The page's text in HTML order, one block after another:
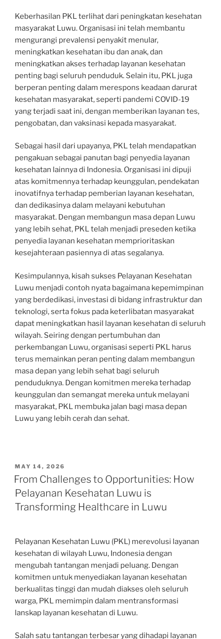
Keberhasilan PKL terlihat dari peningkatan kesehatan
masyarakat Luwu. Organisasi ini telah membantu
mengurangi prevalensi penyakit menular,
meningkatkan kesehatan ibu dan anak, dan
meningkatkan akses terhadap layanan kesehatan
penting bagi seluruh penduduk. Selain itu, PKL juga
berperan penting dalam merespons keadaan darurat
kesehatan masyarakat, seperti pandemi COVID-19
yang terjadi saat ini, dengan memberikan layanan tes,
pengobatan, dan vaksinasi kepada masyarakat.
Sebagai hasil dari upayanya, PKL telah mendapatkan
pengakuan sebagai panutan bagi penyedia layanan
kesehatan lainnya di Indonesia. Organisasi ini dipuji
atas komitmennya terhadap keunggulan, pendekatan
inovatifnya terhadap pemberian layanan kesehatan,
dan dedikasinya dalam melayani kebutuhan
masyarakat. Dengan membangun masa depan Luwu
yang lebih sehat, PKL telah menjadi preseden ketika
penyedia layanan kesehatan memprioritaskan
kesejahteraan pasiennya di atas segalanya.
Kesimpulannya, kisah sukses Pelayanan Kesehatan
Luwu menjadi contoh nyata bagaimana kepemimpinan
yang berdedikasi, investasi di bidang infrastruktur dan
teknologi, serta fokus pada keterlibatan masyarakat
dapat meningkatkan hasil layanan kesehatan di seluruh
wilayah. Seiring dengan pertumbuhan dan
perkembangan Luwu, organisasi seperti PKL harus
terus memainkan peran penting dalam membangun
masa depan yang lebih sehat bagi seluruh
penduduknya. Dengan komitmen mereka terhadap
keunggulan dan semangat mereka untuk melayani
masyarakat, PKL membuka jalan bagi masa depan
Luwu yang lebih cerah dan sehat.
POSTED
ON
MAY 14, 2026
From Challenges to Opportunities: How
Pelayanan Kesehatan Luwu is
Transforming Healthcare in Luwu
Pelayanan Kesehatan Luwu (PKL) merevolusi layanan
kesehatan di wilayah Luwu, Indonesia dengan
mengubah tantangan menjadi peluang. Dengan
komitmen untuk menyediakan layanan kesehatan
berkualitas tinggi dan mudah diakses oleh seluruh
warga, PKL memimpin dalam mentransformasi
lanskap layanan kesehatan di Luwu.
Salah satu tantangan terbesar yang dihadapi layanan